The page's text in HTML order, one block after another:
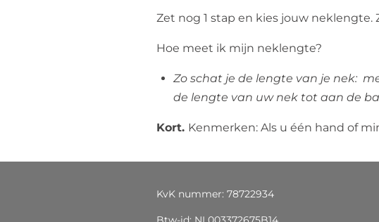
Zet nog 1 stap en kies jouw
Hoe meet ik mijn neklengte?
Zo schat je de lengte van je nek:
de lengte van uw nek tot aan de
Kort. Kenmerken: Als u één hand of
KvK nummer: 78722934